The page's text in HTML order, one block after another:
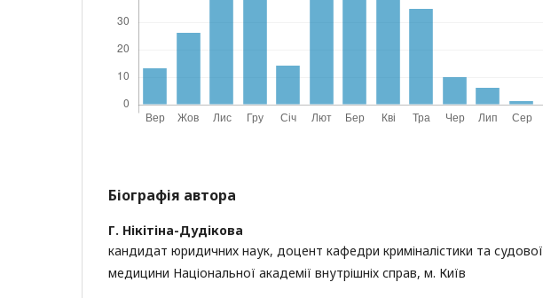
Біографія автора
Г. Нікітіна-Дудікова
кандидат юридичних наук, доцент кафедри криміналістики та судової
медицини Національної академії внутрішніх справ, м. Київ